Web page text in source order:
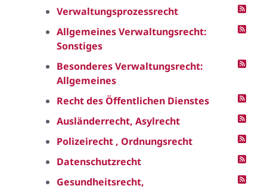
Verwaltungsprozessrecht
Allgemeines Verwaltungsrecht:
Sonstiges
Besonderes Verwaltungsrecht:
Allgemeines
Recht des Öffentlichen Dienstes
Ausländerrecht, Asylrecht
Polizeirecht , Ordnungsrecht
Datenschutzrecht
Gesundheitsrecht,